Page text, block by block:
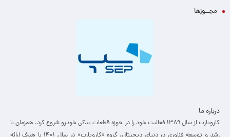
مجــوزها
درباره ما
کاروپارت از سال ۱۳۸۹ فعالیت خود را در حوزه قطعات یدکی خودرو شروع کرد. همزمان با